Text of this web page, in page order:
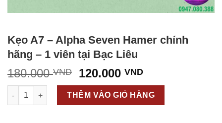
Kẹo A7 – Alpha Seven Hamer chính
hãng – 1 viên tại Bạc Liêu
180.000VND
Giá
gốc
là:
180.000 VND.
120.000VNDGiá
hiện
tại
là:
120.000 VND.
Kẹo A7 - Alpha Seven Hamer chính hãng - 1 viên tại Bạc Liêu
THÊM VÀO GIỎ HÀNG